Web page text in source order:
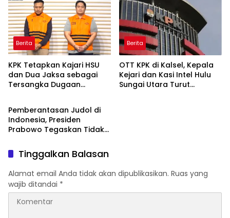
Berita
KPK Tetapkan Kajari HSU
dan Dua Jaksa sebagai
Tersangka Dugaan
Berita
OTT KPK di Kalsel, Kepala
Kejari dan Kasi Intel Hulu
Sungai Utara Turut
Berita
Pemberantasan Judol di
Indonesia, Presiden
Prabowo Tegaskan Tidak
Tinggalkan Balasan
Alamat email Anda tidak akan dipublikasikan. Ruas yang
wajib ditandai *